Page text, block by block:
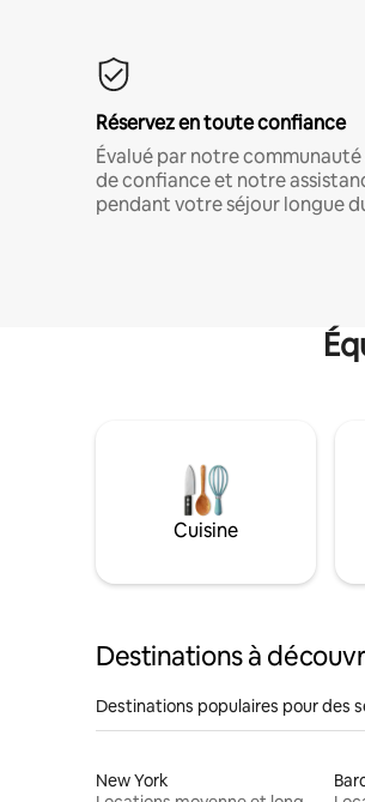
Réservez en toute confiance
Évalué par notre
de confiance et notre
pendant votre séjour longue
Cuisine
Destinations à
Destinations populaires pour des
New York